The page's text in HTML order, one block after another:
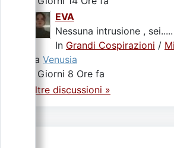
EVA
Nessuna intrusione , sei.....
In Grandi Cospirazioni /
da Venusia
4 Giorni 8 Ore fa
Altre discussioni »